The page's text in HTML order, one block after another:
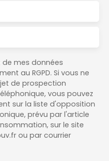
mes données
au RGPD. Si vous ne
de prospection
vous pouvez
sur la liste d'opposition
prévu par l'article
sur le site
ou par courrier